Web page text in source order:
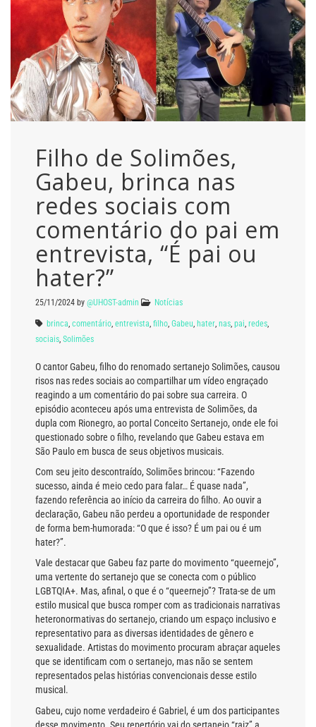
Filho de Solimões,
Gabeu, brinca nas
redes sociais com
comentário do pai em
entrevista, “É pai ou
hater?”
25/11/2024 by @UHOST-admin Notícias
brinca comentário entrevista filho Gabeu hater nas pai redes
sociais Solimões
O cantor Gabeu, filho do renomado sertanejo Solimões, causou
risos nas redes sociais ao compartilhar um vídeo engraçado
reagindo a um comentário do pai sobre sua carreira. O
episódio aconteceu após uma entrevista de Solimões, da
dupla com Rionegro, ao portal Conceito Sertanejo, onde ele foi
questionado sobre o filho, revelando que Gabeu estava em
São Paulo em busca de seus objetivos musicais.
Com seu jeito descontraído, Solimões brincou: “Fazendo
sucesso, ainda é meio cedo para falar… É quase nada”,
fazendo referência ao início da carreira do filho. Ao ouvir a
declaração, Gabeu não perdeu a oportunidade de responder
de forma bem-humorada: “O que é isso? É um pai ou é um
hater?”.
Vale destacar que Gabeu faz parte do movimento “queernejo”,
uma vertente do sertanejo que se conecta com o público
LGBTQIA+. Mas, afinal, o que é o “queernejo”? Trata-se de um
estilo musical que busca romper com as tradicionais narrativas
heteronormativas do sertanejo, criando um espaço inclusivo e
representativo para as diversas identidades de gênero e
sexualidade. Artistas do movimento procuram abraçar aqueles
que se identificam com o sertanejo, mas não se sentem
representados pelas histórias convencionais desse estilo
musical.
Gabeu, cujo nome verdadeiro é Gabriel, é um dos participantes